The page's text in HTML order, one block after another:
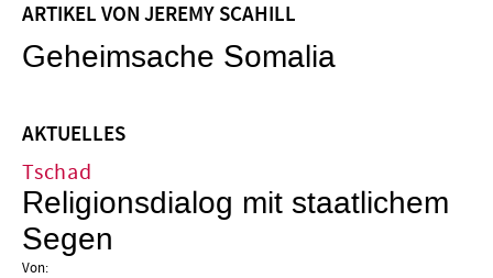
ARTIKEL VON JEREMY SCAHILL
Geheimsache Somalia
AKTUELLES
Tschad
Religionsdialog mit staatlichem
Segen
Von: